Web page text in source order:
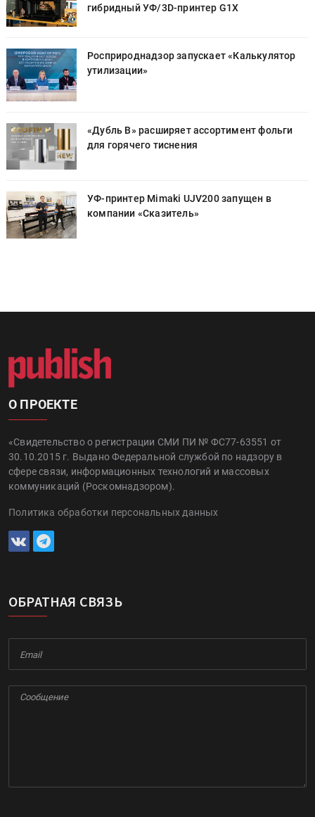
гибридный УФ/3D-принтер G1X
Росприроднадзор запускает «Калькулятор
утилизации»
«Дубль В» расширяет ассортимент фольги
для горячего тиснения
УФ-принтер Mimaki UJV200 запущен в
компании «Сказитель»
О ПРОЕКТЕ
«Свидетельство о регистрации СМИ ПИ № ФС77-63551 от
30.10.2015 г. Выдано Федеральной службой по надзору в
сфере связи, информационных технологий и массовых
коммуникаций (Роскомнадзором).
Политика обработки персональных данных
ОБРАТНАЯ СВЯЗЬ